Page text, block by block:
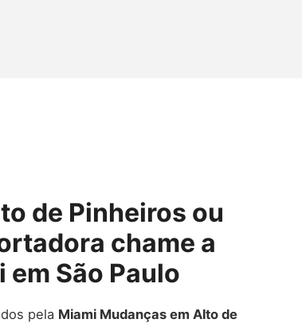
de Pinheiros ou
chame a
São Paulo
pela Miami Mudanças em Alto de